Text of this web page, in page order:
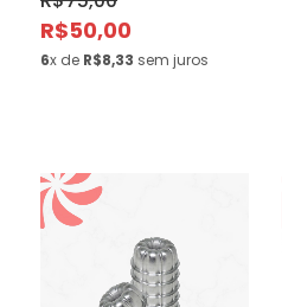
R$50,00
6x de R$8,33 sem juros